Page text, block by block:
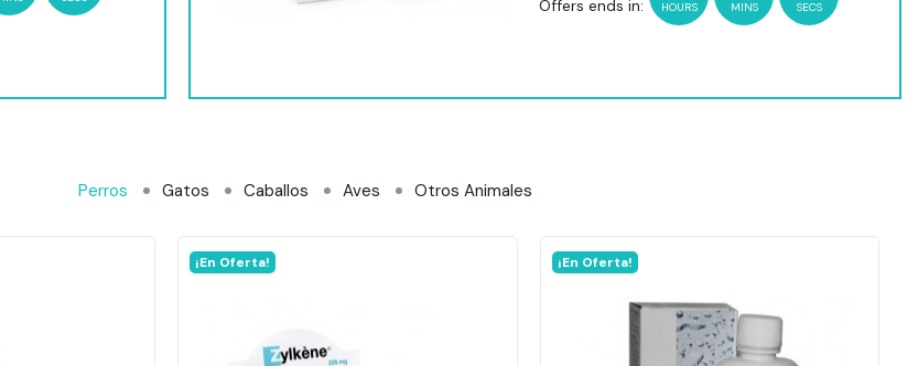
Offers ends in:
HOURS MINS SECS
Perros Gatos Caballos Aves Otros Animales
¡En Oferta! ¡En Oferta!